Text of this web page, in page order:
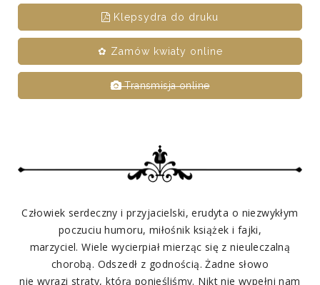
Klepsydra do druku
✿ Zamów kwiaty online
Transmisja online
Człowiek serdeczny i przyjacielski, erudyta o niezwykłym
poczuciu humoru, miłośnik książek i fajki,
marzyciel. Wiele wycierpiał mierząc się z nieuleczalną
chorobą. Odszedł z godnością. Żadne słowo
nie wyrazi straty, którą ponieśliśmy. Nikt nie wypełni nam